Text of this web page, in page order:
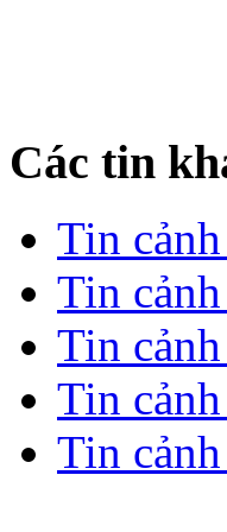
Các tin
Tin
Tin
Tin
Tin
Tin